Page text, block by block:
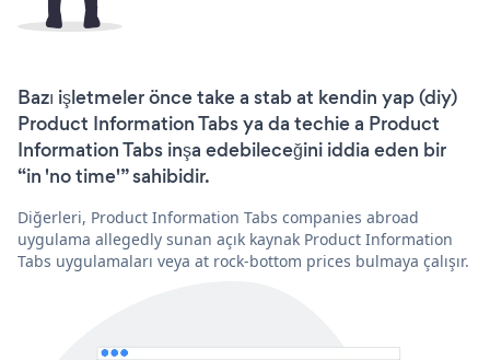
Bazı işletmeler önce take a stab at kendin yap (diy)
Product Information Tabs ya da techie a Product
Information Tabs inşa edebileceğini iddia eden bir
“in 'no time'” sahibidir.
Diğerleri, Product Information Tabs companies abroad
uygulama allegedly sunan açık kaynak Product Information
Tabs uygulamaları veya at rock-bottom prices bulmaya çalışır.